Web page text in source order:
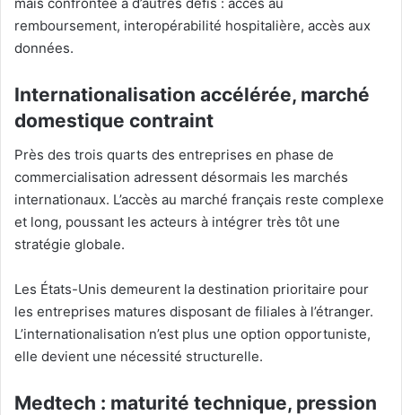
mais confrontée à d’autres défis : accès au
remboursement, interopérabilité hospitalière, accès aux
données.
Internationalisation accélérée, marché
domestique contraint
Près des trois quarts des entreprises en phase de
commercialisation adressent désormais les marchés
internationaux. L’accès au marché français reste complexe
et long, poussant les acteurs à intégrer très tôt une
stratégie globale.
Les États-Unis demeurent la destination prioritaire pour
les entreprises matures disposant de filiales à l’étranger.
L’internationalisation n’est plus une option opportuniste,
elle devient une nécessité structurelle.
Medtech : maturité technique, pression